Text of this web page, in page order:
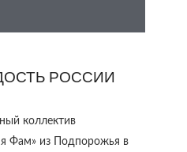
РОССИИ
коллектив
Фам» из Подпорожья в